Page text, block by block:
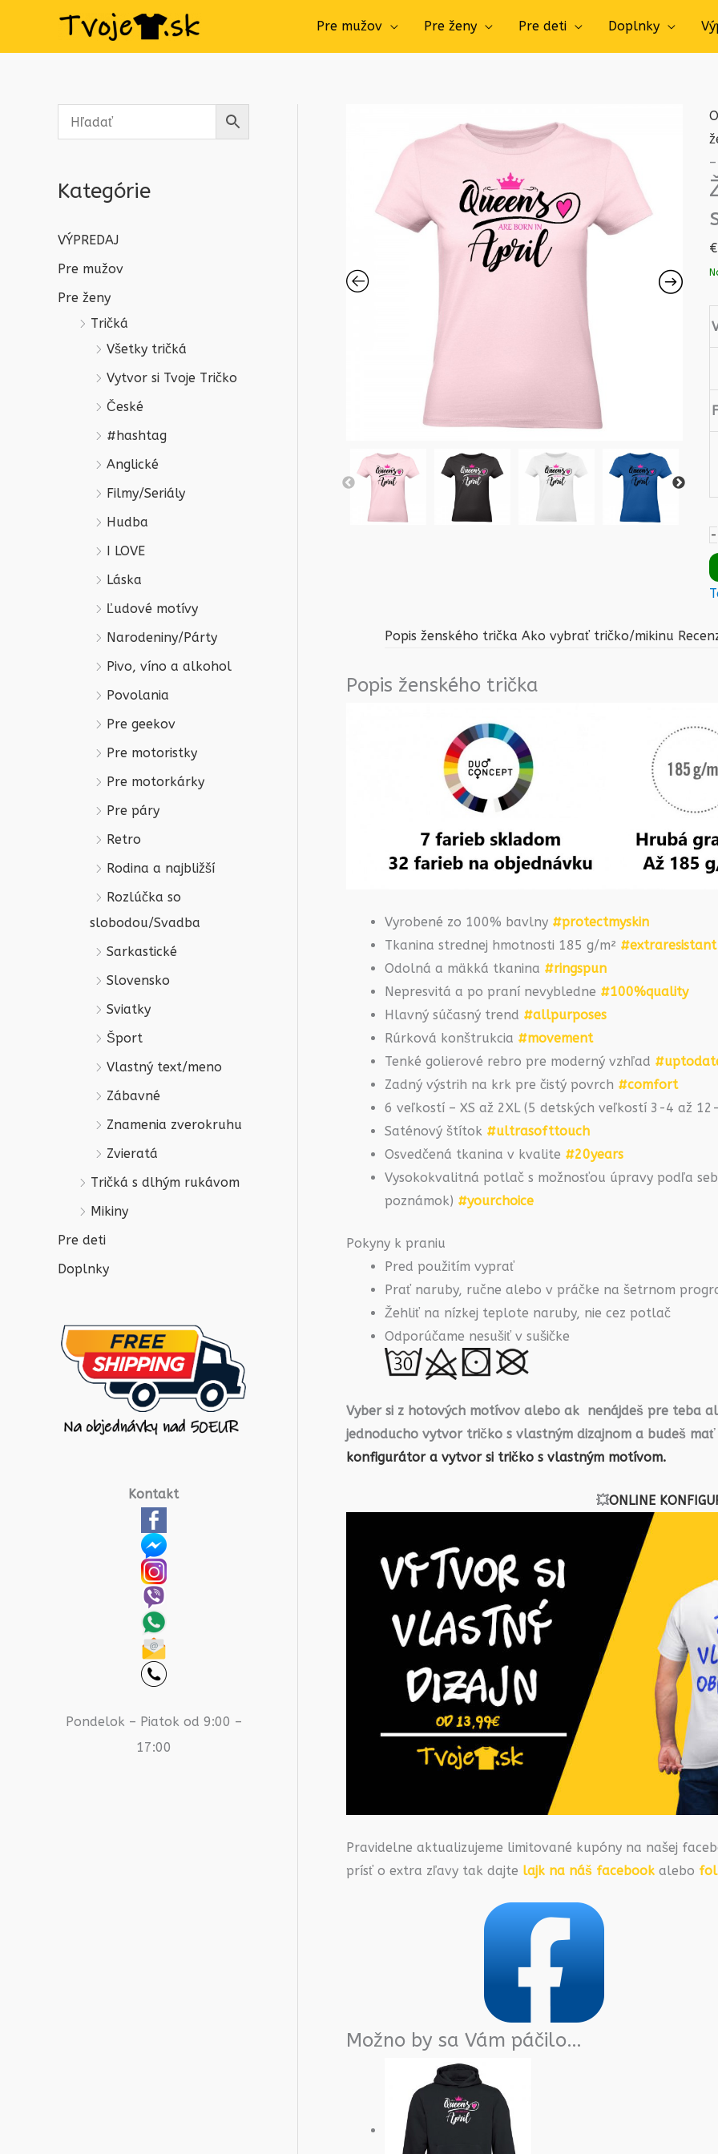
Pre mužov Pre ženy Pre deti Doplnky
Kategórie
VÝPREDAJ
Pre mužov
Pre ženy
Tričká
Všetky tričká
Vytvor si Tvoje Tričko
České
#hashtag
Anglické
Filmy/Seriály
Hudba
I LOVE
Láska
Ľudové motívy
Narodeniny/Párty
Pivo, víno a alkohol
Povolania
Pre geekov
Pre motoristky
Pre motorkárky
Pre páry
Retro
Rodina a najbližší
Rozlúčka so
slobodou/Svadba
Sarkastické
Slovensko
Sviatky
Šport
Vlastný text/meno
Zábavné
Znamenia zverokruhu
Zvieratá
Tričká s dlhým rukávom
Mikiny
Pre deti
Doplnky
Kontakt
Pondelok – Piatok od 9:00 –
17:00
€
-
Popis ženského trička Ako vybrať tričko/mikinu
Popis ženského trička
Vyrobené zo 100% bavlny #protectmyskin
Tkanina strednej hmotnosti 185 g/m² #extraresistant
Odolná a mäkká tkanina #ringspun
Nepresvitá a po praní nevybledne #100%quality
Hlavný súčasný trend #allpurposes
Rúrková konštrukcia #movement
Tenké golierové rebro pre moderný vzhľad
Zadný výstrih na krk pre čistý povrch #comfort
6 veľkostí – XS až 2XL (5 detských veľkostí 3-4 až
Saténový štítok #ultrasofttouch
Osvedčená tkanina v kvalite #20years
Vysokokvalitná potlač s možnosťou úpravy podľa
poznámok) #yourchoice
Pokyny k praniu
Pred použitím vyprať
Prať naruby, ručne alebo v práčke na šetrnom
Žehliť na nízkej teplote naruby, nie cez potlač
Odporúčame nesušiť v sušičke
Vyber si z hotových motívov alebo ak nenájdeš pre teba
jednoducho vytvor tričko s vlastným dizajnom a budeš
konfigurátor a vytvor si tričko s vlastným motívom.
💥ONLINE
Pravidelne aktualizujeme limitované kupóny na našej
prísť o extra zľavy tak dajte lajk na náš facebook alebo
Možno by sa Vám páčilo…